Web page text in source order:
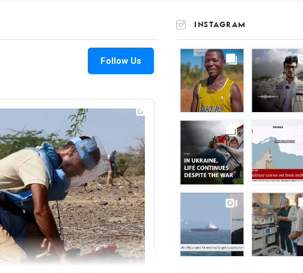
INSTAGRAM
UNOPS
on
Instagram